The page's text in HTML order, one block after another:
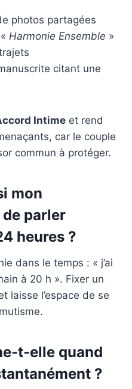
photos partagées
Harmonie Ensemble »
citant une
Intime et rend
car le couple
commun à protéger.
mon
parler
heures ?
dans le temps : « j’ai
à 20 h ». Fixer un
laisse l’espace de se
t-elle quand
?